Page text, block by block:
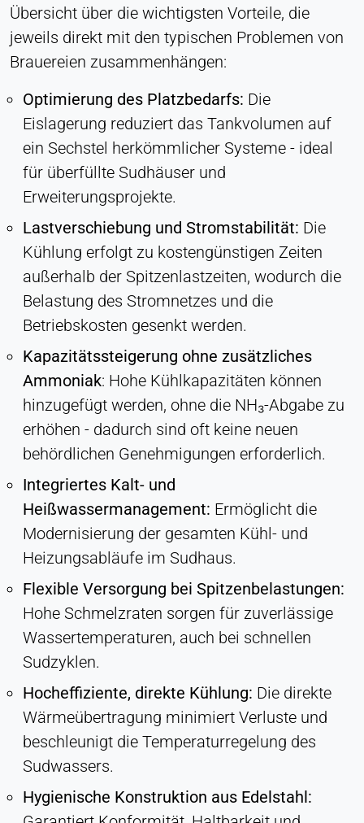
Übersicht über die wichtigsten Vorteile, die
jeweils direkt mit den typischen Problemen von
Brauereien zusammenhängen:
Optimierung des Platzbedarfs: Die
Eislagerung reduziert das Tankvolumen auf
ein Sechstel herkömmlicher Systeme - ideal
für überfüllte Sudhäuser und
Erweiterungsprojekte.
Lastverschiebung und Stromstabilität: Die
Kühlung erfolgt zu kostengünstigen Zeiten
außerhalb der Spitzenlastzeiten, wodurch die
Belastung des Stromnetzes und die
Betriebskosten gesenkt werden.
Kapazitätssteigerung ohne zusätzliches
Ammoniak: Hohe Kühlkapazitäten können
hinzugefügt werden, ohne die NH₃-Abgabe zu
erhöhen - dadurch sind oft keine neuen
behördlichen Genehmigungen erforderlich.
Integriertes Kalt- und
Heißwassermanagement: Ermöglicht die
Modernisierung der gesamten Kühl- und
Heizungsabläufe im Sudhaus.
Flexible Versorgung bei Spitzenbelastungen:
Hohe Schmelzraten sorgen für zuverlässige
Wassertemperaturen, auch bei schnellen
Sudzyklen.
Hocheffiziente, direkte Kühlung: Die direkte
Wärmeübertragung minimiert Verluste und
beschleunigt die Temperaturregelung des
Sudwassers.
Hygienische Konstruktion aus Edelstahl: